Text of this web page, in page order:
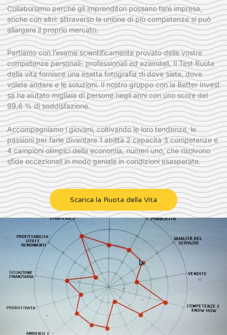
Collaboriamo perché gli imprenditori possano fare impresa,
anche con altri: attraverso la unione di più competenze si può
allargare il proprio mercato.
Partiamo con l’esame scientificamente provato delle vostre
competenze personali- professionali ed aziendali. Il Test Ruota
della vita fornisce una esatta fotografia di dove siete, dove
volete andare e le soluzioni. Il nostro gruppo con la Better Invest
sa ha aiutato migliaia di persone negli anni con uno score del
99,6 % di soddisfazione.
Accompagniamo i giovani, coltivando le loro tendenze, le
passioni per farle diventare 1 abilità 2 capacità 3 competenze e
4 campioni olimpici della economia, numeri uno, che risolvono
sfide eccezionali in modo geniale in condizioni esasperate.
Scarica la Ruota della Vita